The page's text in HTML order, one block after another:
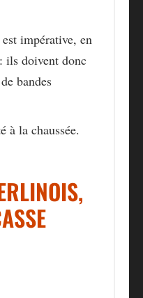
impérative, en
doivent donc
bandes
à la chaussée.